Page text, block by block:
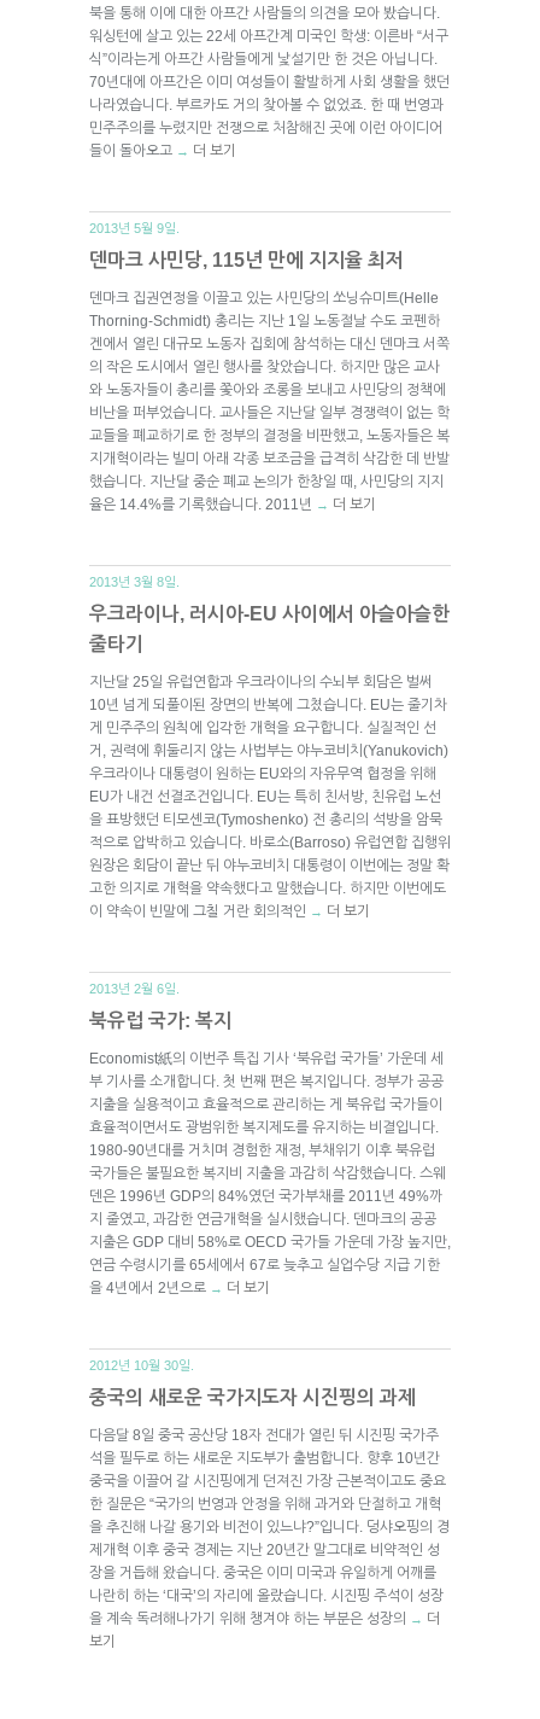
북을 통해 이에 대한 아프간 사람들의 의견을 모아 봤습니다.
워싱턴에 살고 있는 22세 아프간계 미국인 학생: 이른바 “서구
식”이라는게 아프간 사람들에게 낯설기만 한 것은 아닙니다.
70년대에 아프간은 이미 여성들이 활발하게 사회 생활을 했던
나라였습니다. 부르카도 거의 찾아볼 수 없었죠. 한 때 번영과
민주주의를 누렸지만 전쟁으로 처참해진 곳에 이런 아이디어
들이 돌아오고 → 더 보기
2013년 5월 9일.
덴마크 사민당, 115년 만에 지지율 최저
덴마크 집권연정을 이끌고 있는 사민당의 쏘닝슈미트(Helle
Thorning-Schmidt) 총리는 지난 1일 노동절날 수도 코펜하
겐에서 열린 대규모 노동자 집회에 참석하는 대신 덴마크 서쪽
의 작은 도시에서 열린 행사를 찾았습니다. 하지만 많은 교사
와 노동자들이 총리를 쫓아와 조롱을 보내고 사민당의 정책에
비난을 퍼부었습니다. 교사들은 지난달 일부 경쟁력이 없는 학
교들을 폐교하기로 한 정부의 결정을 비판했고, 노동자들은 복
지개혁이라는 빌미 아래 각종 보조금을 급격히 삭감한 데 반발
했습니다. 지난달 중순 폐교 논의가 한창일 때, 사민당의 지지
율은 14.4%를 기록했습니다. 2011년 → 더 보기
2013년 3월 8일.
우크라이나, 러시아-EU 사이에서 아슬아슬한
줄타기
지난달 25일 유럽연합과 우크라이나의 수뇌부 회담은 벌써
10년 넘게 되풀이된 장면의 반복에 그쳤습니다. EU는 줄기차
게 민주주의 원칙에 입각한 개혁을 요구합니다. 실질적인 선
거, 권력에 휘둘리지 않는 사법부는 야누코비치(Yanukovich)
우크라이나 대통령이 원하는 EU와의 자유무역 협정을 위해
EU가 내건 선결조건입니다. EU는 특히 친서방, 친유럽 노선
을 표방했던 티모셴코(Tymoshenko) 전 총리의 석방을 암묵
적으로 압박하고 있습니다. 바로소(Barroso) 유럽연합 집행위
원장은 회담이 끝난 뒤 야누코비치 대통령이 이번에는 정말 확
고한 의지로 개혁을 약속했다고 말했습니다. 하지만 이번에도
이 약속이 빈말에 그칠 거란 회의적인 → 더 보기
2013년 2월 6일.
북유럽 국가: 복지
Economist紙의 이번주 특집 기사 ‘북유럽 국가들’ 가운데 세
부 기사를 소개합니다. 첫 번째 편은 복지입니다. 정부가 공공
지출을 실용적이고 효율적으로 관리하는 게 북유럽 국가들이
효율적이면서도 광범위한 복지제도를 유지하는 비결입니다.
1980-90년대를 거치며 경험한 재정, 부채위기 이후 북유럽
국가들은 불필요한 복지비 지출을 과감히 삭감했습니다. 스웨
덴은 1996년 GDP의 84%였던 국가부채를 2011년 49%까
지 줄였고, 과감한 연금개혁을 실시했습니다. 덴마크의 공공
지출은 GDP 대비 58%로 OECD 국가들 가운데 가장 높지만,
연금 수령시기를 65세에서 67로 늦추고 실업수당 지급 기한
을 4년에서 2년으로 → 더 보기
2012년 10월 30일.
중국의 새로운 국가지도자 시진핑의 과제
다음달 8일 중국 공산당 18자 전대가 열린 뒤 시진핑 국가주
석을 필두로 하는 새로운 지도부가 출범합니다. 향후 10년간
중국을 이끌어 갈 시진핑에게 던져진 가장 근본적이고도 중요
한 질문은 “국가의 번영과 안정을 위해 과거와 단절하고 개혁
을 추진해 나갈 용기와 비전이 있느냐?”입니다. 덩샤오핑의 경
제개혁 이후 중국 경제는 지난 20년간 말그대로 비약적인 성
장을 거듭해 왔습니다. 중국은 이미 미국과 유일하게 어깨를
나란히 하는 ‘대국’의 자리에 올랐습니다. 시진핑 주석이 성장
을 계속 독려해나가기 위해 챙겨야 하는 부분은 성장의
→ 더
보기